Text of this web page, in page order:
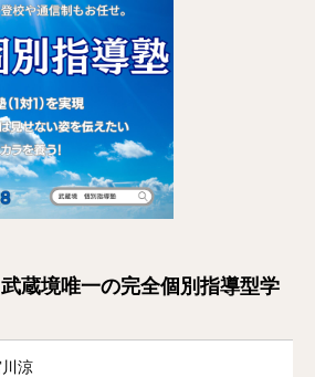
蔵境唯一の完全個別指導型学
涼